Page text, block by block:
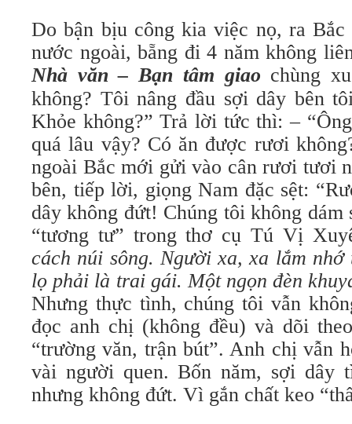
Do bận bịu công kia việc nọ, ra
nước ngoài, bẵng đi 4 năm không
Nhà văn – Bạn tâm giao chùng
không? Tôi nâng đầu sợi dây bên
Khỏe không?” Trả lời tức thì: –
quá lâu vậy? Có ăn được rươi
ngoài Bắc mới gửi vào cân rươi tươi
bên, tiếp lời, giọng Nam đặc sệt:
dây không đứt! Chúng tôi không
“tương tư” trong thơ cụ Tú Vị
cách núi sông. Người xa, xa lắm
lọ phải là trai gái. Một ngọn đèn
Nhưng thực tình, chúng tôi vẫn
đọc anh chị (không đều) và dõi
“trường văn, trận bút”. Anh chị vẫn
vài người quen. Bốn năm, sợi dây
nhưng không đứt. Vì gắn chất keo